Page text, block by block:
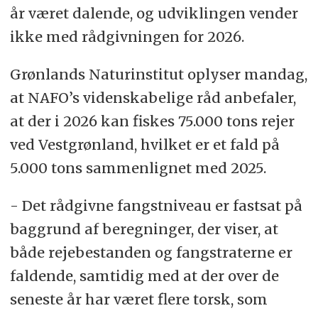
år været dalende, og udviklingen vender
ikke med rådgivningen for 2026.
Grønlands Naturinstitut oplyser mandag,
at NAFO’s videnskabelige råd anbefaler,
at der i 2026 kan fiskes 75.000 tons rejer
ved Vestgrønland, hvilket er et fald på
5.000 tons sammenlignet med 2025.
- Det rådgivne fangstniveau er fastsat på
baggrund af beregninger, der viser, at
både rejebestanden og fangstraterne er
faldende, samtidig med at der over de
seneste år har været flere torsk, som